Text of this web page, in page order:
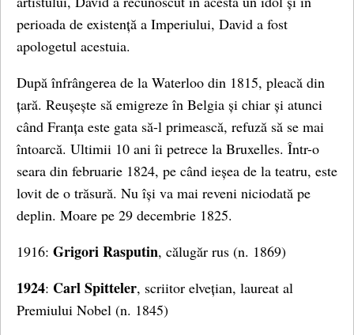
perioada de existență a Imperiului, David a fost
apologetul acestuia.
După înfrângerea de la Waterloo din 1815, pleacă din
țară. Reușește să emigreze în Belgia și chiar și atunci
când Franța este gata să-l primească, refuză să se mai
întoarcă. Ultimii 10 ani îi petrece la Bruxelles. Într-o
seara din februarie 1824, pe când ieșea de la teatru, este
lovit de o trăsură. Nu își va mai reveni niciodată pe
deplin. Moare pe 29 decembrie 1825.
1916: Grigori Rasputin, călugăr rus (n. 1869)
1924: Carl Spitteler, scriitor elvețian, laureat al
Premiului Nobel (n. 1845)